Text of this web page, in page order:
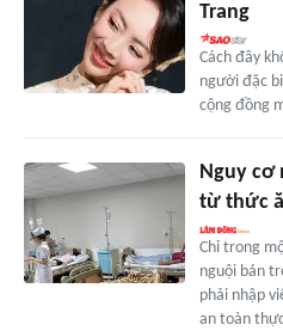
Trang
Cách đây
người đặc
cộng đồng
Nguy cơ
từ thức
Chỉ trong
nguội bán
phải nhập
an toàn